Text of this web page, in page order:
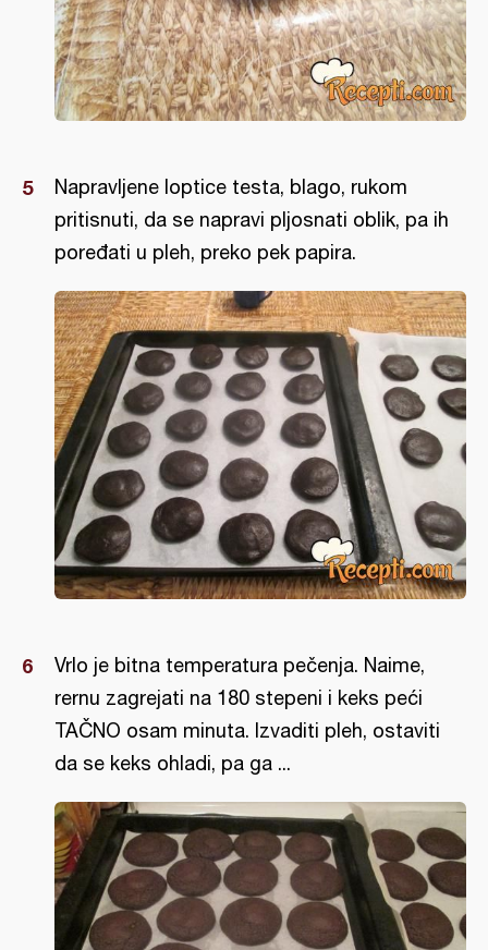
Napravljene loptice testa, blago, rukom
pritisnuti, da se napravi pljosnati oblik, pa ih
poređati u pleh, preko pek papira.
Vrlo je bitna temperatura pečenja. Naime,
rernu zagrejati na 180 stepeni i keks peći
TAČNO osam minuta. Izvaditi pleh, ostaviti
da se keks ohladi, pa ga ...